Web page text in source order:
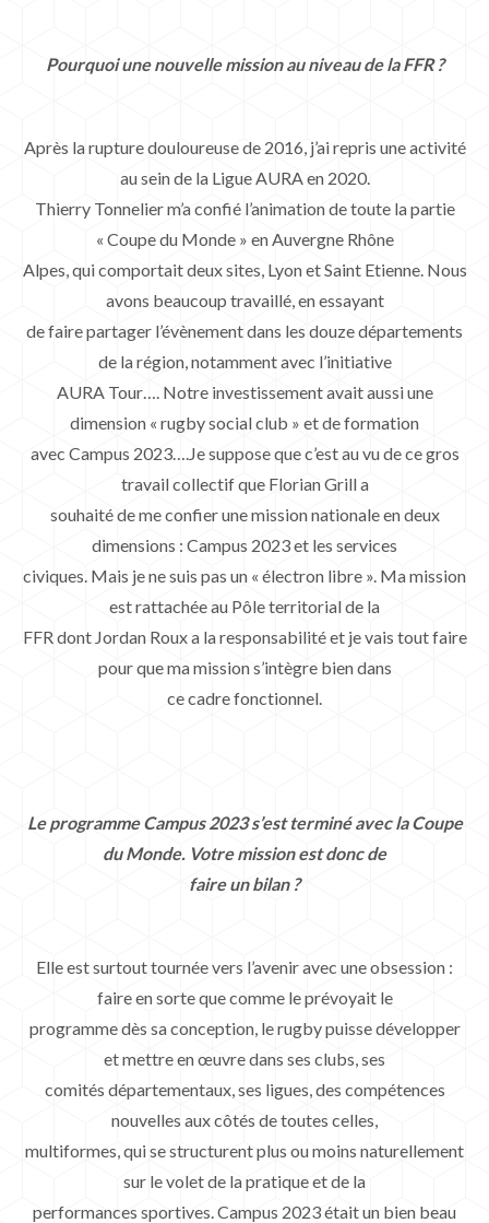
Pourquoi une nouvelle mission au niveau de la FFR ?
Après la rupture douloureuse de 2016, j’ai repris une activité
au sein de la Ligue AURA en 2020.
Thierry Tonnelier m’a confié l’animation de toute la partie
« Coupe du Monde » en Auvergne Rhône
Alpes, qui comportait deux sites, Lyon et Saint Etienne. Nous
avons beaucoup travaillé, en essayant
de faire partager l’évènement dans les douze départements
de la région, notamment avec l’initiative
AURA Tour…. Notre investissement avait aussi une
dimension « rugby social club » et de formation
avec Campus 2023….Je suppose que c’est au vu de ce gros
travail collectif que Florian Grill a
souhaité de me confier une mission nationale en deux
dimensions : Campus 2023 et les services
civiques. Mais je ne suis pas un « électron libre ». Ma mission
est rattachée au Pôle territorial de la
FFR dont Jordan Roux a la responsabilité et je vais tout faire
pour que ma mission s’intègre bien dans
ce cadre fonctionnel.
Le programme Campus 2023 s’est terminé avec la Coupe
du Monde. Votre mission est donc de
faire un bilan ?
Elle est surtout tournée vers l’avenir avec une obsession :
faire en sorte que comme le prévoyait le
programme dès sa conception, le rugby puisse développer
et mettre en œuvre dans ses clubs, ses
comités départementaux, ses ligues, des compétences
nouvelles aux côtés de toutes celles,
multiformes, qui se structurent plus ou moins naturellement
sur le volet de la pratique et de la
performances sportives. Campus 2023 était un bien beau